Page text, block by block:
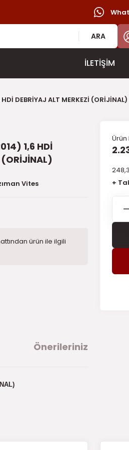
ARA
İLETİŞİM
DEBRİYAJ ALT MERKEZİ (ORİJİNAL)
1,6 HDİ
(ORİJİNAL)
Vites
ürün ile ilgili
Ürün
+
Önerileriniz